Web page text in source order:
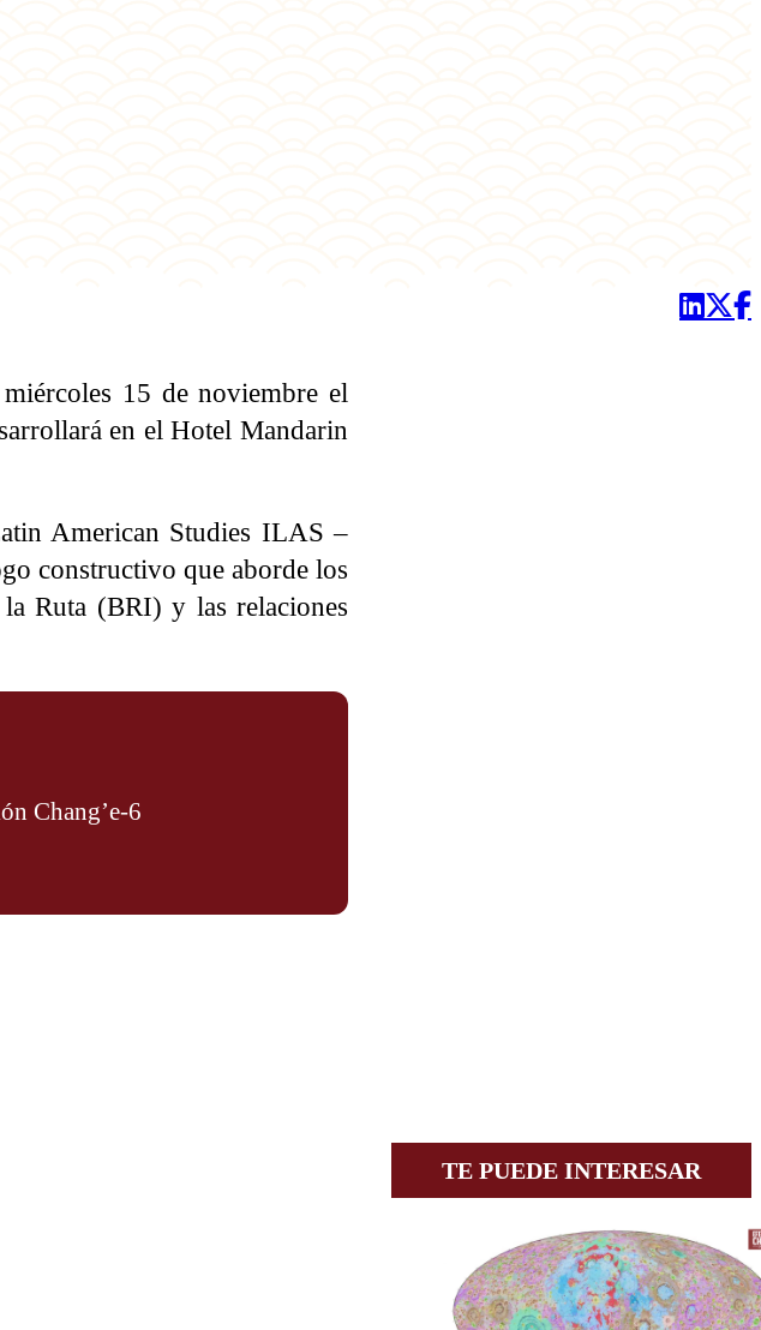
15 de noviembre el
en el Hotel Mandarin
American Studies ILAS –
constructivo que aborde los
Ruta (BRI) y las relaciones
Chang’e-6
TE PUEDE INTERESAR